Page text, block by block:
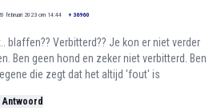
februari 2023 om 14:44 + 36960
blaffen?? Verbitterd?? Je kon er niet verder
Ben geen hond en zeker niet verbitterd. Ben
die zegt dat het altijd 'fout' is
Antwoord